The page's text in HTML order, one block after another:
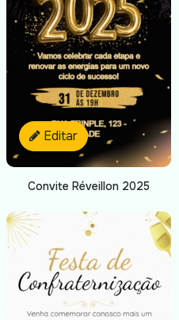
Editar
Convite Réveillon 2025